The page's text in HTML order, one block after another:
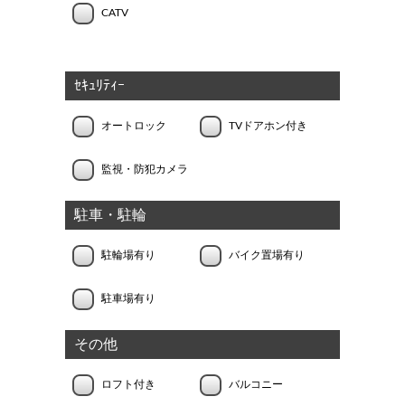
CATV
ｾｷｭﾘﾃｨｰ
オートロック TVドアホン付き
監視・防犯カメラ
駐車・駐輪
駐輪場有り バイク置場有り
駐車場有り
その他
ロフト付き バルコニー